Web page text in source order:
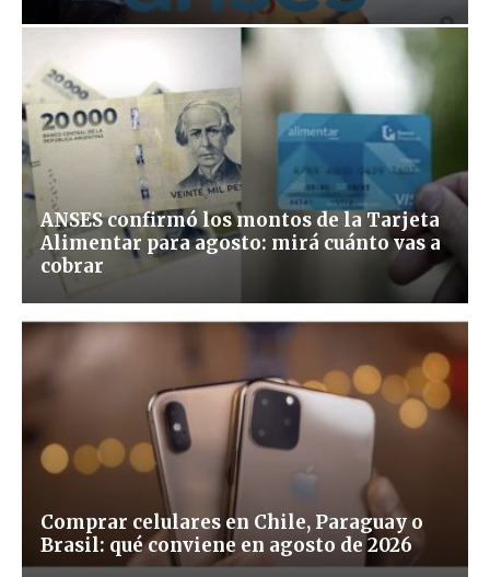
ANSES confirmó los montos de la Tarjeta
Alimentar para agosto: mirá cuánto vas a
cobrar
Comprar celulares en Chile, Paraguay o
Brasil: qué conviene en agosto de 2026